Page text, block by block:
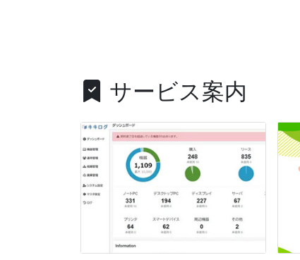
サービス案内